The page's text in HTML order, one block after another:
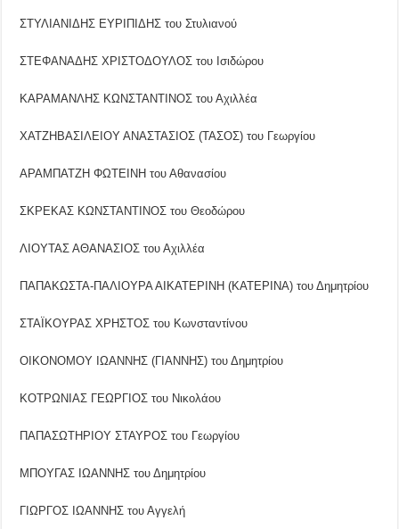
ΣΤΥΛΙΑΝΙΔΗΣ ΕΥΡΙΠΙΔΗΣ του Στυλιανού
ΣΤΕΦΑΝΑΔΗΣ ΧΡΙΣΤΟΔΟΥΛΟΣ του Ισιδώρου
ΚΑΡΑΜΑΝΛΗΣ ΚΩΝΣΤΑΝΤΙΝΟΣ του Αχιλλέα
ΧΑΤΖΗΒΑΣΙΛΕΙΟΥ ΑΝΑΣΤΑΣΙΟΣ (ΤΑΣΟΣ) του Γεωργίου
ΑΡΑΜΠΑΤΖΗ ΦΩΤΕΙΝΗ του Αθανασίου
ΣΚΡΕΚΑΣ ΚΩΝΣΤΑΝΤΙΝΟΣ του Θεοδώρου
ΛΙΟΥΤΑΣ ΑΘΑΝΑΣΙΟΣ του Αχιλλέα
ΠΑΠΑΚΩΣΤΑ-ΠΑΛΙΟΥΡΑ ΑΙΚΑΤΕΡΙΝΗ (ΚΑΤΕΡΙΝΑ) του Δημητρίου
ΣΤΑΪΚΟΥΡΑΣ ΧΡΗΣΤΟΣ του Κωνσταντίνου
ΟΙΚΟΝΟΜΟΥ ΙΩΑΝΝΗΣ (ΓΙΑΝΝΗΣ) του Δημητρίου
ΚΟΤΡΩΝΙΑΣ ΓΕΩΡΓΙΟΣ του Νικολάου
ΠΑΠΑΣΩΤΗΡΙΟΥ ΣΤΑΥΡΟΣ του Γεωργίου
ΜΠΟΥΓΑΣ ΙΩΑΝΝΗΣ του Δημητρίου
ΓΙΩΡΓΟΣ ΙΩΑΝΝΗΣ του Αγγελή